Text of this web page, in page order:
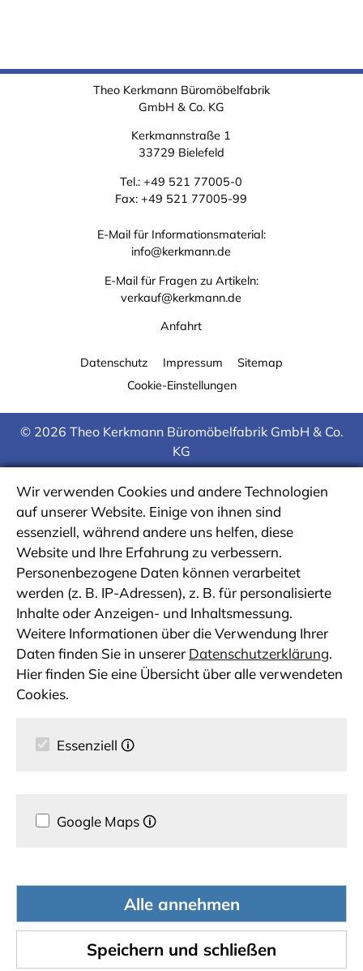
Theo Kerkmann Büromöbelfabrik
GmbH & Co. KG
Kerkmannstraße 1
33729 Bielefeld
Tel.:+49 521 77005-0
Fax: +49 521 77005-99
E-Mail für Informationsmaterial:
info@kerkmann.de
E-Mail für Fragen zu Artikeln:
verkauf@kerkmann.de
Anfahrt
Datenschutz Impressum
Sitemap
Cookie-Einstellungen
© 2026 Theo Kerkmann Büromöbelfabrik GmbH & Co.
KG
Wir verwenden Cookies und andere Technologien
auf unserer Website. Einige von ihnen sind
essenziell, während andere uns helfen, diese
Website und Ihre Erfahrung zu verbessern.
Personenbezogene Daten können verarbeitet
werden (z. B. IP-Adressen), z. B. für personalisierte
Inhalte oder Anzeigen- und Inhaltsmessung.
Weitere Informationen über die Verwendung Ihrer
Daten finden Sie in unserer Datenschutzerklärung.
Hier finden Sie eine Übersicht über alle verwendeten
Cookies.
Essenziell 🛈
Google Maps🛈
Alle annehmen
Speichern und schließen